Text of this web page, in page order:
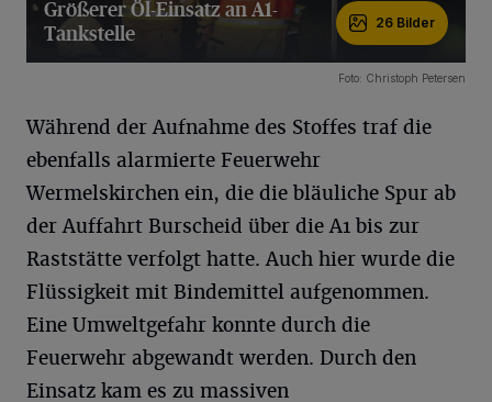
Größerer Öl-Einsatz an A1-
Tankstelle
26 Bilder
Foto: Christoph Petersen
Während der Aufnahme des Stoffes traf die
ebenfalls alarmierte Feuerwehr
Wermelskirchen ein, die die bläuliche Spur ab
der Auffahrt Burscheid über die A1 bis zur
Raststätte verfolgt hatte. Auch hier wurde die
Flüssigkeit mit Bindemittel aufgenommen.
Eine Umweltgefahr konnte durch die
Feuerwehr abgewandt werden. Durch den
Einsatz kam es zu massiven